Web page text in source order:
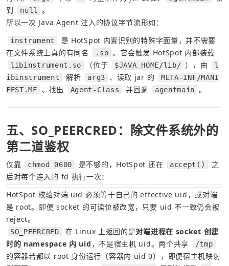
到
null
。
所以一次 Java Agent 注入的协议字节流形如：
instrument
是 HotSpot 内置识别的特殊字面量，并不需要
在文件系统上真的有同名
.so 。它会触发 HotSpot 内部装载
libinstrument.so （位于 $JAVA_HOME/lib/ ），由
l
ibinstrument
解析 arg3 、读取 jar 的
META-INF/MANI
FEST.MF
、找出 Agent-Class 并回调 agentmain 。
五、SO_PEERCRED：除文件系统外的
第二道鉴权
仅靠 chmod 0600 是不够的，HotSpot 还在 accept()
之
后对每个连入的 fd 执行一次：
HotSpot 校验对端 uid 必须等于自己的 effective uid，或对端
是 root。即便 socket 的可读位被改宽，只要 uid 不一致仍会被
reject。
SO_PEERCRED 在 Linux 上返回的是对端进程在 socket 创建
时的 namespace 内 uid ，不是宿主机 uid。两个共享 /tmp
的容器若都以 root 身份运行（容器内 uid 0），即便宿主机映射